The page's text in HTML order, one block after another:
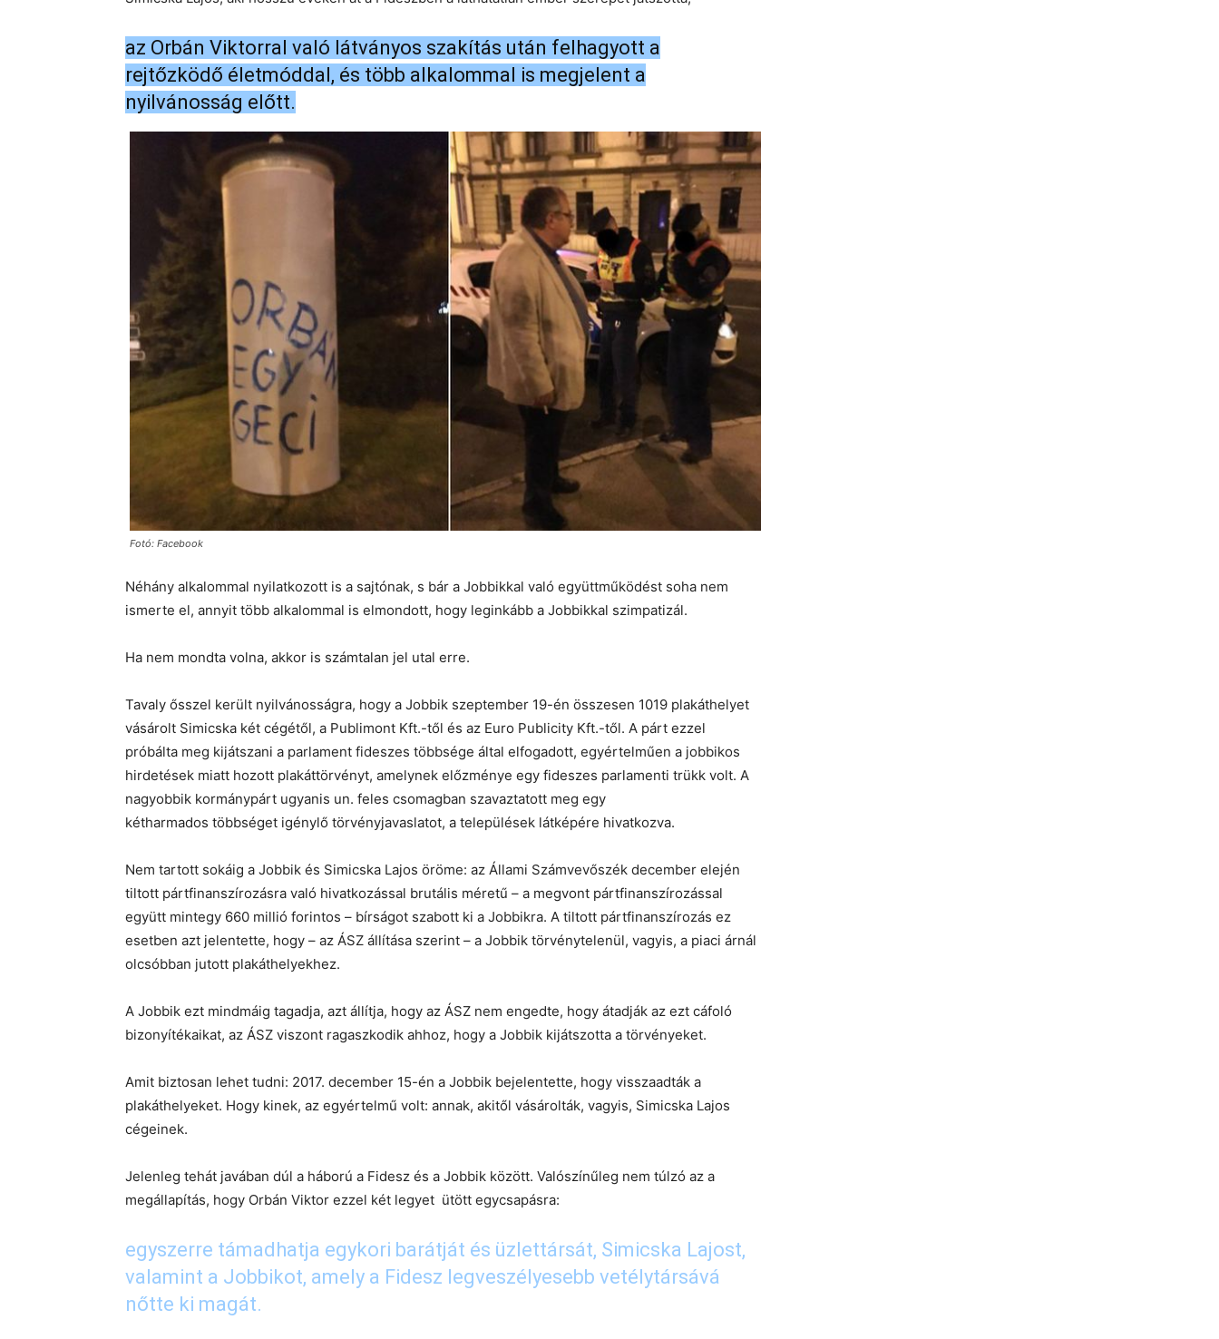
az Orbán Viktorral való látványos szakítás után felhagyott a
rejtőzködő életmóddal, és több alkalommal is megjelent a
nyilvánosság előtt.
Fotó: Facebook
Néhány alkalommal nyilatkozott is a sajtónak, s bár a Jobbikkal való együttműködést soha nem
ismerte el, annyit több alkalommal is elmondott, hogy leginkább a Jobbikkal szimpatizál.
Ha nem mondta volna, akkor is számtalan jel utal erre.
Tavaly ősszel került nyilvánosságra, hogy a Jobbik szeptember 19-én összesen 1019 plakáthelyet
vásárolt Simicska két cégétől, a Publimont Kft.-től és az Euro Publicity Kft.-től. A párt ezzel
próbálta meg kijátszani a parlament fideszes többsége által elfogadott, egyértelműen a jobbikos
hirdetések miatt hozott plakáttörvényt, amelynek előzménye egy fideszes parlamenti trükk volt. A
nagyobbik kormánypárt ugyanis un. feles csomagban szavaztatott meg egy
kétharmados többséget igénylő törvényjavaslatot, a települések látképére hivatkozva.
Nem tartott sokáig a Jobbik és Simicska Lajos öröme: az Állami Számvevőszék december elején
tiltott pártfinanszírozásra való hivatkozással brutális méretű – a megvont pártfinanszírozással
együtt mintegy 660 millió forintos – bírságot szabott ki a Jobbikra. A tiltott pártfinanszírozás ez
esetben azt jelentette, hogy – az ÁSZ állítása szerint – a Jobbik törvénytelenül, vagyis, a piaci árnál
olcsóbban jutott plakáthelyekhez.
A Jobbik ezt mindmáig tagadja, azt állítja, hogy az ÁSZ nem engedte, hogy átadják az ezt cáfoló
bizonyítékaikat, az ÁSZ viszont ragaszkodik ahhoz, hogy a Jobbik kijátszotta a törvényeket.
Amit biztosan lehet tudni: 2017. december 15-én a Jobbik bejelentette, hogy visszaadták a
plakáthelyeket. Hogy kinek, az egyértelmű volt: annak, akitől vásárolták, vagyis, Simicska Lajos
cégeinek.
Jelenleg tehát javában dúl a háború a Fidesz és a Jobbik között. Valószínűleg nem túlzó az a
megállapítás, hogy Orbán Viktor ezzel két legyet ütött egycsapásra:
egyszerre támadhatja egykori barátját és üzlettársát, Simicska Lajost,
valamint a Jobbikot, amely a Fidesz legveszélyesebb vetélytársává
nőtte ki magát.